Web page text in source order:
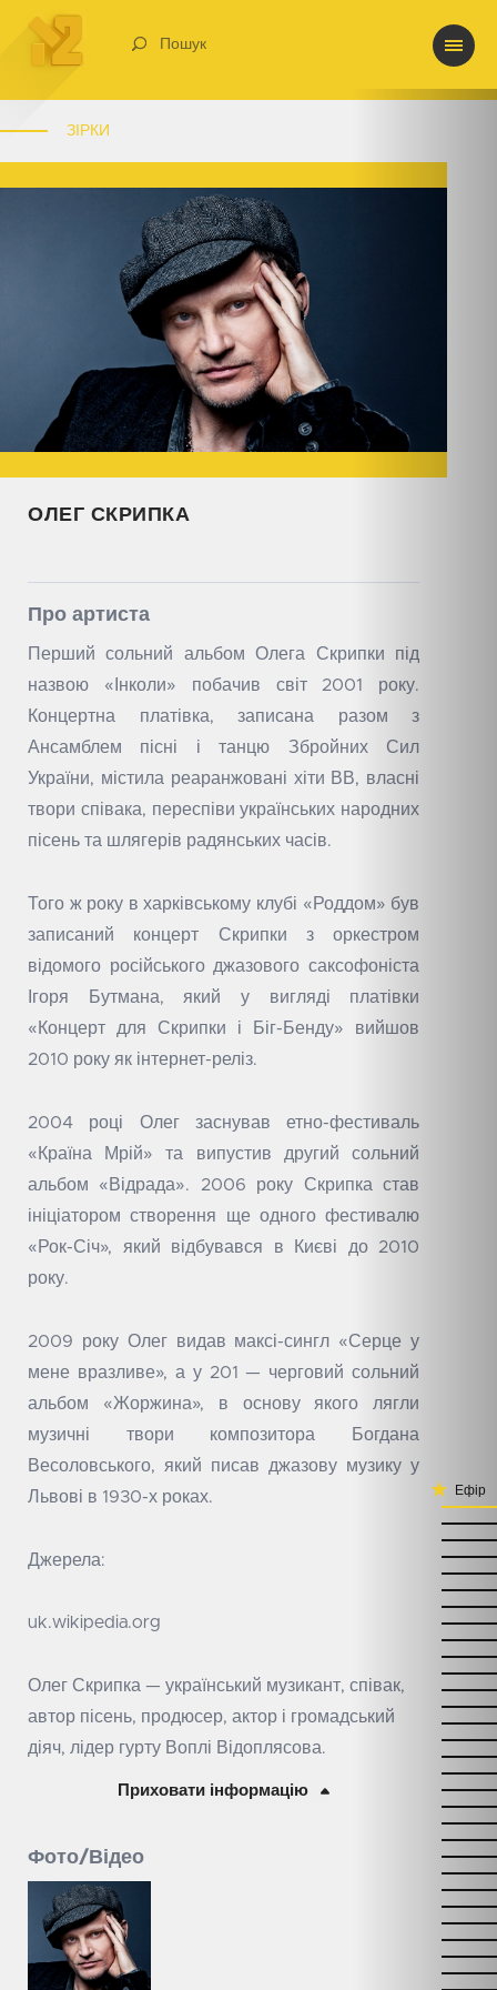
Пошук
ЗІРКИ
ОЛЕГ СКРИПКА
Про артиста
Перший сольний альбом Олега Скрипки під
назвою «Інколи» побачив світ 2001 року.
Концертна платівка, записана разом з
Ансамблем пісні і танцю Збройних Сил
України, містила реаранжовані хіти ВВ, власні
твори співака, переспіви українських народних
пісень та шлягерів радянських часів.
Того ж року в харківському клубі «Роддом» був
записаний концерт Скрипки з оркестром
відомого російського джазового саксофоніста
Ігоря Бутмана, який у вигляді платівки
«Концерт для Скрипки і Біг-Бенду» вийшов
2010 року як інтернет-реліз.
2004 році Олег заснував етно-фестиваль
«Країна Мрій» та випустив другий сольний
альбом «Відрада». 2006 року Скрипка став
ініціатором створення ще одного фестивалю
«Рок-Січ», який відбувався в Києві до 2010
року.
2009 року Олег видав максі-сингл «Серце у
мене вразливе», а у 201 — черговий сольний
альбом «Жоржина», в основу якого лягли
музичні твори композитора Богдана
Весоловського, який писав джазову музику у
Львові в 1930-х роках.
Джерела:
uk.wikipedia.org
Олег Скрипка — український музикант, співак,
автор пісень, продюсер, актор і громадський
діяч, лідер гурту Воплі Відоплясова.
Приховати інформацію
Фото/Відео
Ефір